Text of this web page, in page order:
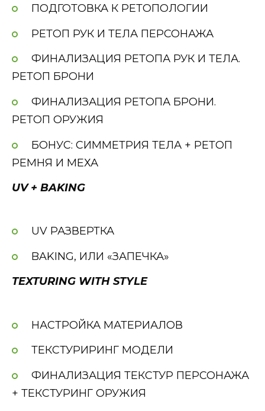
ПОДГОТОВКА К РЕТОПОЛОГИИ
РЕТОП РУК И ТЕЛА ПЕРСОНАЖА
ФИНАЛИЗАЦИЯ РЕТОПА РУК И ТЕЛА.
РЕТОП БРОНИ
ФИНАЛИЗАЦИЯ РЕТОПА БРОНИ.
РЕТОП ОРУЖИЯ
БОНУС: СИММЕТРИЯ ТЕЛА + РЕТОП
РЕМНЯ И МЕХА
UV + BAKING
UV РАЗВЕРТКА
BAKING, ИЛИ «ЗАПЕЧКА»
TEXTURING WITH STYLE
НАСТРОЙКА МАТЕРИАЛОВ
ТЕКСТУРИРИНГ МОДЕЛИ
ФИНАЛИЗАЦИЯ ТЕКСТУР ПЕРСОНАЖА
+ ТЕКСТУРИНГ ОРУЖИЯ